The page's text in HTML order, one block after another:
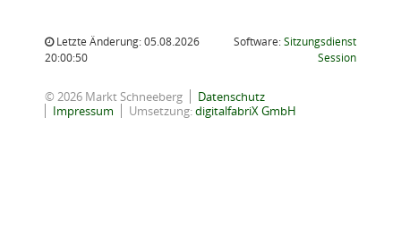
Letzte Änderung: 05.08.2026
20:00:50
Software:Sitzungsdienst
Session(Wird in
© 2026 Markt Schneeberg
Datenschutz
Impressum
Umsetzung:digitalfabriX GmbH